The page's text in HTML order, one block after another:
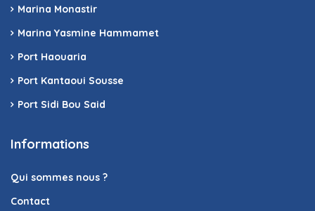
Marina Monastir
Marina Yasmine Hammamet
Port Haouaria
Port Kantaoui Sousse
Port Sidi Bou Said
Informations
Qui sommes nous ?
Contact